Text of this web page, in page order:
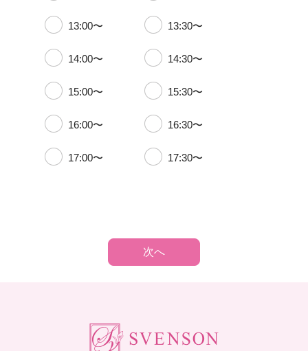
13:00〜 13:30〜
14:00〜 14:30〜
15:00〜 15:30〜
16:00〜 16:30〜
17:00〜 17:30〜
次へ